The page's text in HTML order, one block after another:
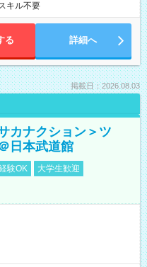
キル不要
る 詳細へ
掲載日：2026.08.03
カナクション＞ツ
日本武道館
験OK
大学生歓迎